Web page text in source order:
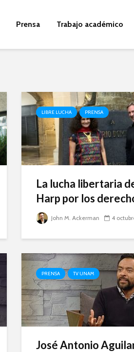
Prensa Trabajo académico
LIBRE LUCHA PRENSA
La lucha libertaria
Harp por los
John M. Ackerman 4
PRENSA TV UNAM
José Antonio